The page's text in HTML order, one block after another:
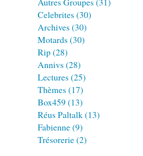
Celebrites (30)
Archives (30)
Motards (30)
Rip(28)
Annivs (28)
Lectures (25)
Thèmes (17)
Box459 (13)
Réus Paltalk(13)
Fabienne(9)
Trésorerie(2)